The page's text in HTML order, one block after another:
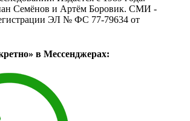
Семёнов и Артём Боровик. CМИ -
ЭЛ № ФС 77-79634 от
в Мессенджерах: